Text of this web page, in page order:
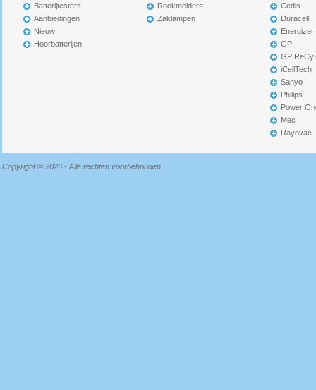
Batterijtesters
Aanbiedingen
Nieuw
Hoorbatterijen
Rookmelders
Zaklampen
Cedis
Duracell
Energizer
GP
GP
iCellTech
Sanyo
Philips
Power
Mec
Rayovac
Copyright © 2026 - Alle rechten voorbehouden.